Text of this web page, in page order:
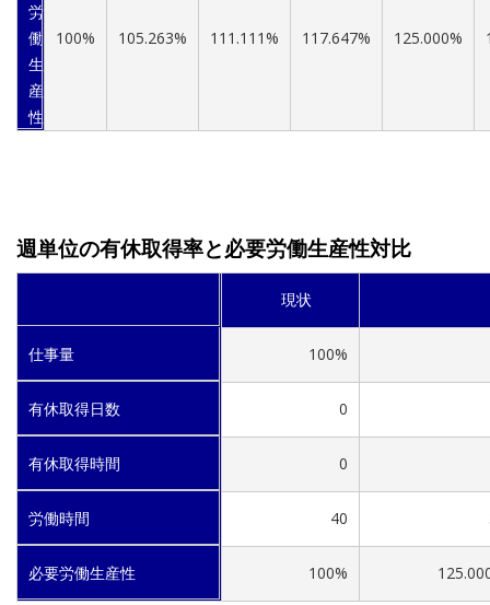
労
働
生
産
性
100% 105.263% 111.111% 117.647% 125.000%
週単位の有休取得率と必要労働生産性対比
現状
仕事量 100%
有休取得日数 0
有休取得時間 0
労働時間 40
必要労働生産性 100%